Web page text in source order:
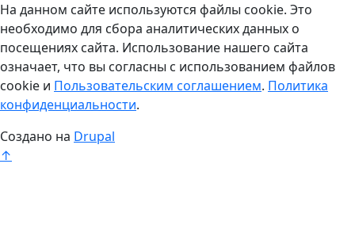
На данном сайте используются файлы cookie. Это
необходимо для сбора аналитических данных о
посещениях сайта. Использование нашего сайта
означает, что вы согласны с использованием файлов
cookie и Пользовательским соглашением. Политика
конфиденциальности.
Создано на Drupal
↑